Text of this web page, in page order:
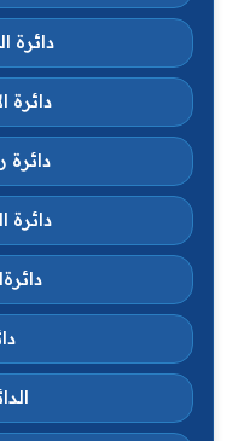
دائرة
دائرة
دائرة
دائرة